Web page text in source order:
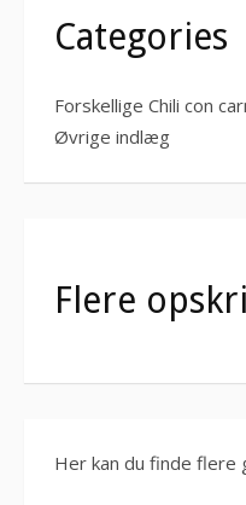
Categories
Forskellige Chili con
Øvrige indlæg
Flere
Her kan du finde flere